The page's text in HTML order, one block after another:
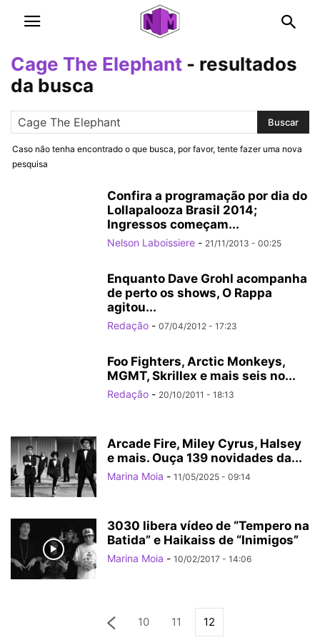
Cage The Elephant - resultados
da busca
Caso não tenha encontrado o que busca, por favor, tente fazer uma nova
pesquisa
Confira a programação por dia do
Lollapalooza Brasil 2014;
Ingressos começam...
Nelson Laboissiere - 21/11/2013 - 00:25
Enquanto Dave Grohl acompanha
de perto os shows, O Rappa
agitou...
Redação - 07/04/2012 - 17:23
Foo Fighters, Arctic Monkeys,
MGMT, Skrillex e mais seis no...
Redação - 20/10/2011 - 18:13
Arcade Fire, Miley Cyrus, Halsey
e mais. Ouça 139 novidades da...
Marina Moia - 11/05/2025 - 09:14
3030 libera vídeo de “Tempero na
Batida” e Haikaiss de “Inimigos”
Marina Moia - 10/02/2017 - 14:06
10 11 12